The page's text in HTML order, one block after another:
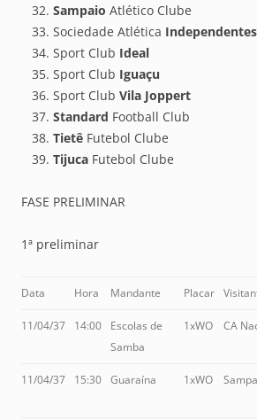
Sampaio Atlético Clube
Sociedade Atlética Independentes
Sport Club Ideal
Sport Club Iguaçu
Sport Club Vila Joppert
Standard Football Club
Tietê Futebol Clube
Tijuca Futebol Clube
FASE PRELIMINAR
1ª preliminar
Data Hora Mandante Placar
11/04/37 14:00
Escolas de
Samba
1xWO CA
11/04/37 15:30 Guaraína 1xWO